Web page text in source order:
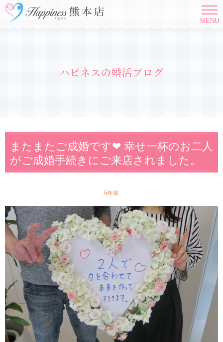
MENU
ハピネスの婚活ブログ
またまたご成婚です❤ 幸せ一杯のお二人
がご成婚手続きにご来店されました。
6年前